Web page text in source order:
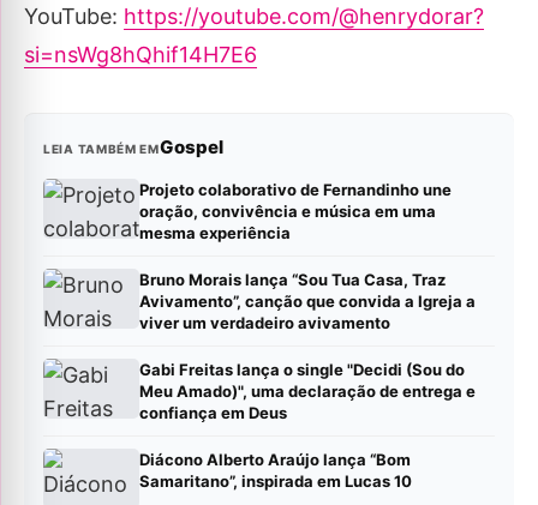
YouTube: https://youtube.com/@henrydorar?
si=nsWg8hQhif14H7E6
LEIA TAMBÉM EMGospel
Projeto colaborativo de Fernandinho une
oração, convivência e música em uma
mesma experiência
Bruno Morais lança “Sou Tua Casa, Traz
Avivamento”, canção que convida a Igreja a
viver um verdadeiro avivamento
Gabi Freitas lança o single "Decidi (Sou do
Meu Amado)", uma declaração de entrega e
confiança em Deus
Diácono Alberto Araújo lança “Bom
Samaritano”, inspirada em Lucas 10